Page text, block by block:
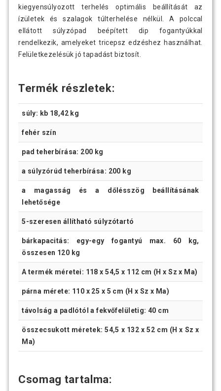
kiegyensúlyozott terhelés optimális beállítását az
ízületek és szalagok túlterhelése nélkül. A polccal
ellátott súlyzópad beépített dip fogantyúkkal
rendelkezik, amelyeket tricepsz edzéshez használhat.
Felületkezelésük jó tapadást biztosít.
Termék részletek:
súly: kb 18,42 kg
fehér szín
pad teherbírása: 200 kg
a súlyzórúd teherbírása: 200 kg
a magasság és a dőlésszög beállításának
lehetősége
5-szeresen állítható súlyzótartó
bárkapacitás: egy-egy fogantyú max. 60 kg,
összesen 120 kg
A termék méretei: 118 x 54,5 x 112 cm (H x Sz x Ma)
párna mérete: 110 x 25 x 5 cm (H x Sz x Ma)
távolság a padlótól a fekvőfelületig: 40 cm
összecsukott méretek: 54,5 x 132 x 52 cm (H x Sz x
Ma)
Csomag tartalma: